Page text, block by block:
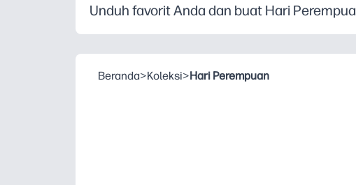
Unduh favorit Anda dan buat Hari
Beranda>Koleksi>Hari Perempuan